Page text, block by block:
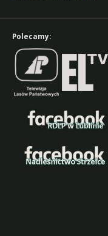
Polecamy: